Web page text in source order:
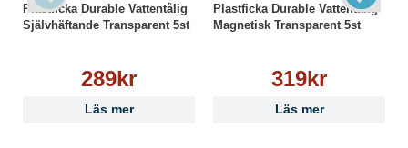
Plastficka Durable Vattentålig
Självhäftande Transparent 5st
289kr
Läs mer
Plastficka Durable Vattentålig
Magnetisk Transparent 5st
319kr
Läs mer